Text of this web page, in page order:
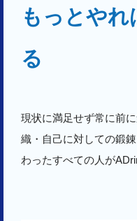
もっとやれ
る
現状に満足せず常に前
織・自己に対しての鍛
わったすべての人が